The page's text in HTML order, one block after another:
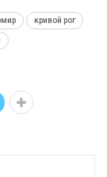
кривой рог